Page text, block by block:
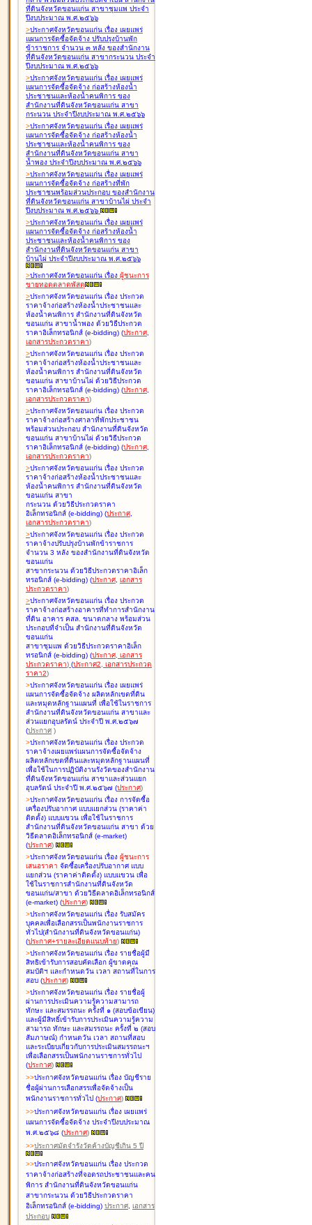
ที่ดินจังหวัดขอนแก่น สาขาชุมแพ ประจำ
ปีงบประมาณ พ.ศ.๒๕๖๖
>ประกาศจังหวัดขอนแก่น เรื่อง เผยแพร่
แผนการจัดซื้อจัดจ้าง ปรับปรุงบ้านพัก
ข้าราชการ จำนวน ๓ หลัง ของสำนักงาน
ที่ดินจังหวัดขอนแก่น สาขากระนวน ประจำ
ปีงบประมาณ พ.ศ.๒๕๖๖
>ประกาศจังหวัดขอนแก่น เรื่อง เผยแพร่
แผนการจัดซื้อจัดจ้าง ก่อสร้างห้องน้ำ
ประชาชนและห้องน้ำคนพิการ ของ
สำนักงานที่ดินจังหวัดขอนแก่น สาขา
กระนวน ประจำปีงบประมาณ พ.ศ.๒๕๖๖
>ประกาศจังหวัดขอนแก่น เรื่อง เผยแพร่
แผนการจัดซื้อจัดจ้าง ก่อสร้างห้องน้ำ
ประชาชนและห้องน้ำคนพิการ ของ
สำนักงานที่ดินจังหวัดขอนแก่น สาขา
น้ำพอง ประจำปีงบประมาณ พ.ศ.๒๕๖๖
>ประกาศจังหวัดขอนแก่น เรื่อง เผยแพร่
แผนการจัดซื้อจัดจ้าง ก่อสร้างที่พัก
ประชาชนพร้อมส่วนประกอบ ของสำนักงาน
ที่ดินจังหวัดขอนแก่น สาขาบ้านไผ่ ประจำ
ปีงบประมาณ พ.ศ.๒๕๖๖
>ประกาศจังหวัดขอนแก่น เรื่อง เผยแพร่
แผนการจัดซื้อจัดจ้าง ก่อสร้างห้องน้ำ
ประชาชนและห้องน้ำคนพิการ ของ
สำนักงานที่ดินจังหวัดขอนแก่น สาขา
บ้านไผ่ ประจำปีงบประมาณ พ.ศ.๒๕๖๖
>ประกาศจังหวัดขอนแก่น เรื่อง ผู้ชนะการ
ขายทอดตลาดพัสดุ
>ประกาศจังหวัดขอนแก่น เรื่อง ประกวด
ราคาจ้างก่อสร้างห้องน้ำประชาชนและ
ห้องน้ำคนพิการ สำนักงานที่ดินจังหวัด
ขอนแก่น สาขาน้ำพอง ด้วยวิธีประกวด
ราคาอิเล็กทรอนิกส์ (e-bidding) (ประกาศ,
เอกสารประกวดราคา)
>ประกาศจังหวัดขอนแก่น เรื่อง ประกวด
ราคาจ้างก่อสร้างห้องน้ำประชาชนและ
ห้องน้ำคนพิการ สำนักงานที่ดินจังหวัด
ขอนแก่น สาขาบ้านไผ่ ด้วยวิธีประกวด
ราคาอิเล็กทรอนิกส์ (e-bidding) (ประกาศ,
เอกสารประกวดราคา)
>ประกาศจังหวัดขอนแก่น เรื่อง ประกวด
ราคาจ้างก่อสร้างศาลาที่พักประชาชน
พร้อมส่วนประกอบ สำนักงานที่ดินจังหวัด
ขอนแก่น สาขาบ้านไผ่ ด้วยวิธีประกวด
ราคาอิเล็กทรอนิกส์ (e-bidding) (ประกาศ,
เอกสารประกวดราคา)
>ประกาศจังหวัดขอนแก่น เรื่อง ประกวด
ราคาจ้างก่อสร้างห้องน้ำประชาชนและ
ห้องน้ำคนพิการ สำนักงานที่ดินจังหวัด
ขอนแก่น สาขา
กระนวน ด้วยวิธีประกวดราคา
อิเล็กทรอนิกส์ (e-bidding) (ประกาศ,
เอกสารประกวดราคา)
>ประกาศจังหวัดขอนแก่น เรื่อง ประกวด
ราคาจ้างปรับปรุงบ้านพักข้าราชการ
จำนวน 3 หลัง ของสำนักงานที่ดินจังหวัด
ขอนแก่น
สาขากระนวน ด้วยวิธีประกวดราคาอิเล็ก
ทรอนิกส์ (e-bidding) (ประกาศ, เอกสาร
ประกวดราคา)
>ประกาศจังหวัดขอนแก่น เรื่อง ประกวด
ราคาจ้างก่อสร้างอาคารที่ทำการสำนักงาน
ที่ดิน อาคาร คสล. ขนาดกลาง พร้อมส่วน
ประกอบที่จำเป็น สำนักงานที่ดินจังหวัด
ขอนแก่น
สาขาชุมแพ ด้วยวิธีประกวดราคาอิเล็ก
ทรอนิกส์ (e-bidding) (ประกาศ, เอกสาร
ประกวดราคา) (ประกาศ2, เอกสารประกวด
ราคา2)
>ประกาศจังหวัดขอนแก่น เรื่อง เผยแพร่
แผนการจัดซื้อจัดจ้าง ผลิตหลักเขตที่ดิน
และหมุดหลักฐานแผนที่ เพื่อใช้ในราชการ
สำนักงานที่ดินจังหวัดขอนแก่น สาขาและ
ส่วนแยกอุบลรัตน์ ประจำปี พ.ศ.๒๕๖๗
(ประกาศ )
>ประกาศจังหวัดขอนแก่น เรื่อง ประกวด
ราคาจ้างเผยแพร่แผนการจัดซื้อจัดจ้าง
ผลิตหลักเขตที่ดินและหมุดหลักฐานแผนที่
เพื่อใช้ในการปฏิบัติงานรังวัดของสำนักงาน
ที่ดินจังหวัดขอนแก่น สาขาและส่วนแยก
อุบลรัตน์ ประจำปี พ.ศ.๒๕๖๗ (ประกาศ)
>ประกาศจังหวัดขอนแก่น เรื่อง การจัดซื้อ
เครื่องปรับอากาศ แบบแยกส่วน (ราคาค่า
ติดตั้ง) แบบแขวน เพื่อใช้ในราชการ
สำนักงานที่ดินจังหวัดขอนแก่น สาขา ด้วย
วิธีตลาดอิเล็กทรอนิกส์ (e-market)
(ประกาศ)
>ประกาศจังหวัดขอนแก่น เรื่อง ผู้ชนะการ
เสนอราคา จัดซื้อเครื่องปรับอากาศ แบบ
แยกส่วน (ราคาค่าติดตั้ง) แบบแขวน เพื่อ
ใช้ในราชการสำนักงานที่ดินจังหวัด
ขอนแก่น/สาขา ด้วยวิธีตลาดอิเล็กทรอนิกส์
(e-market) (ประกาศ)
>ประกาศจังหวัดขอนแก่น เรื่อง รับสมัคร
บุคคลเพื่อเลือกสรรเป็นพนักงานราชการ
ทั่วไป(สำนักงานที่ดินจังหวัดขอนแก่น)
(ประกาศ+รายละเอียดแนบท้าย)
>ประกาศจังหวัดขอนแก่น เรื่อง รายชื่อผู้มี
สิทธิเข้ารับการสอบคัดเลือก ผู้ขาดคุณ
สมบัติฯ และกำหนดวัน เวลา สถานที่ในการ
สอบ (ประกาศ)
>ประกาศจังหวัดขอนแก่น เรื่อง รายชื่อผู้
ผ่านการประเมินความรู้ความสามารถ
ทักษะ และสมรรถนะ ครั้งที่ ๑ (สอบข้อเขียน)
และผู้มีสิทธิ์เข้ารับการประเมินความรู้ความ
สามารถ ทักษะ และสมรรถนะ ครั้งที่ ๒ (สอบ
สัมภาษณ์) กำหนดวัน เวลา สถานที่สอบ
และระเบียบเกี่ยวกับการประเมินสมรรถนะฯ
เพื่อเลือกสรรเป็นพนักงานราชการทั่วไป
(ประกาศ)
>>ประกาศจังหวัดขอนแก่น เรื่อง บัญชีราย
ชื่อผู้ผ่านการเลือกสรรเพื่อจัดจ้างเป็น
พนักงานราชการทั่วไป (ประกาศ)
>>ประกาศจังหวัดขอนแก่น เรื่อง เผยแพร่
แผนการจัดซื้อจัดจ้าง ประจำปีงบประมาณ
พ.ศ.๒๕๖๘ (ประกาศ)
>>ประกาศมัดจำรังวัดค้างบัญชีเกิน 5 ปี
>>ประกาศจังหวัดขอนแก่น เรื่อง ประกวด
ราคาจ้างก่อสร้างที่จอดรถประชาชนและคน
พิการ สำนักงานที่ดินจังหวัดขอนแก่น
สาขากระนวน ด้วยวิธีประกวดราคา
อิเล็กทรอนิกส์ (e-bidding) ประกาศ, เอกสาร
ประกอบ